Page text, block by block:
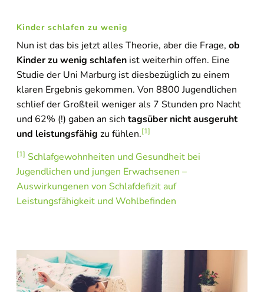
Kinder schlafen zu wenig
Nun ist das bis jetzt alles Theorie, aber die Frage, ob
Kinder zu wenig schlafen ist weiterhin offen. Eine
Studie der Uni Marburg ist diesbezüglich zu einem
klaren Ergebnis gekommen. Von 8800 Jugendlichen
schlief der Großteil weniger als 7 Stunden pro Nacht
und 62% (!) gaben an sich tagsüber nicht ausgeruht
und leistungsfähig zu fühlen.[1]
[1] Schlafgewohnheiten und Gesundheit bei
Jugendlichen und jungen Erwachsenen –
Auswirkungenen von Schlafdefizit auf
Leistungsfähigkeit und Wohlbefinden